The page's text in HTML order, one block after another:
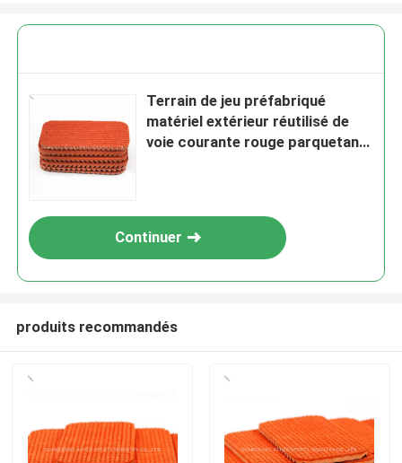
Terrain de jeu préfabriqué
matériel extérieur réutilisé de
voie courante rouge parquetant
Continuer
produits recommandés